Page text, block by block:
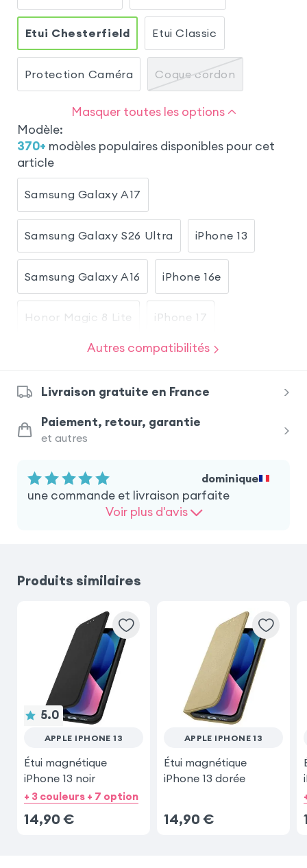
Etui Chesterfield Etui Classic
Protection Caméra Coque cordon
Masquer toutes les options
Modèle:
370+ modèles populaires disponibles pour cet
article
Samsung Galaxy A17
Samsung Galaxy S26 Ultra iPhone 13
Samsung Galaxy A16 iPhone 16e
Honor Magic 8 Lite iPhone 17
Samsung Galaxy S24 Ultra iPhone 17 Pro
Xiaomi Redmi Note 15 Pro 5G
Samsung Galaxy S23 Ultra
Samsung Galaxy S23
Autres compatibilités
Livraison gratuite en France
Paiement, retour, garantie
et autres
dominique
une commande et livraison parfaite
Voir plus d'avis
Produits similaires
5.0
APPLE IPHONE 13
Étui magnétique
iPhone 13 noir
+ 3 couleurs + 7 option
14,90 €
APPLE IPHONE 13
Étui magnétique
iPhone 13 dorée
14,90 €